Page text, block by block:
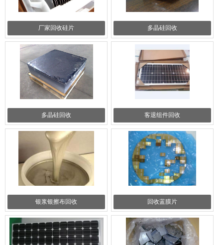
厂家回收硅片 多晶硅回收
多晶硅回收 客退组件回收
银浆银擦布回收 回收蓝膜片